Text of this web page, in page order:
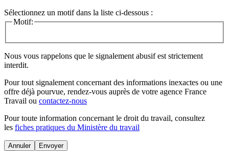
Sélectionnez un motif dans la liste ci-dessous :
Motif:
Nous vous rappelons que le signalement abusif est strictement
interdit.
Pour tout signalement concernant des informations inexactes ou une
offre déjà pourvue, rendez-vous auprès de votre agence France
Travail ou contactez-nous
Pour toute information concernant le droit du travail, consultez
les fiches pratiques du Ministère du travail
Annuler